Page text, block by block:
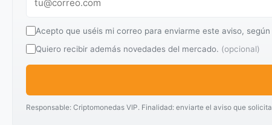
Acepto que uséis mi correo para enviarme este aviso, según
Quiero recibir además novedades del mercado. (opcional)
Responsable: Criptomonedas VIP. Finalidad: enviarte el aviso que